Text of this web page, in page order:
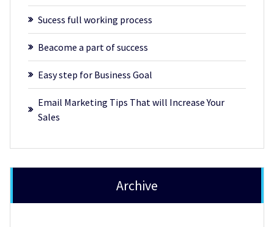
Sucess full working process
Beacome a part of success
Easy step for Business Goal
Email Marketing Tips That will Increase Your
Sales
Archive